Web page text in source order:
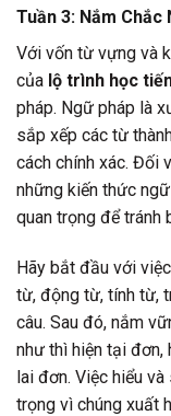
Tuần 3: Nắm Chắc
Với vốn từ vựng và
của lộ trình học
pháp. Ngữ pháp là
sắp xếp các từ
cách chính xác. Đối
những kiến thức
quan trọng để tránh
Hãy bắt đầu với
từ, động từ, tính từ,
câu. Sau đó, nắm
như thì hiện tại đơn,
lai đơn. Việc hiểu
trọng vì chúng xuất